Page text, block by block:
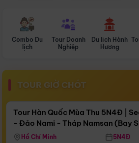
Combo Du
lịch
Tour Doanh
Nghiệp
Du lịch Hành
Hương
TOUR GIỜ CHÓT
Còn17 ngày 06:16:40
Bay Sun Phuquoc Airways
Tour Hàn Quốc Mùa Thu 5N4Đ |
- Đảo Nami - Tháp Namsan (Bay
Airways)
Hồ Chí Minh 5N4Đ